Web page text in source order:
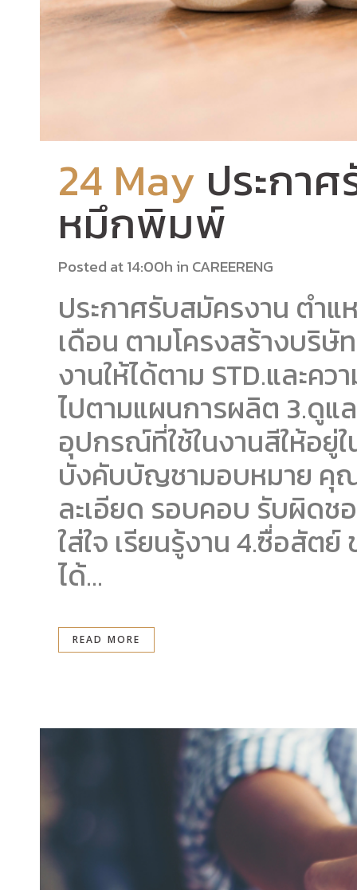
24 May ประกา
หมึกพิมพ์
Posted at 14:00h in CAREERENG
ประกาศรับสมัครงาน ตำ
เดือน ตามโครงสร้างบริษั
งานให้ได้ตาม STD.และค
ไปตามแผนการผลิต 3.ดูแ
อุปกรณ์ที่ใช้ในงานสีให้อ
บังคับบัญชามอบหมาย คุณ
ละเอียด รอบคอบ รับผิดช
ใส่ใจ เรียนรู้งาน 4.ซื่อสัต
ได้...
READ MORE